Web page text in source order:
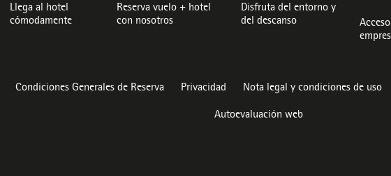
Llega al hotel
cómodamente
Reserva vuelo + hotel
con nosotros
Disfruta del entorno y
del descanso
Condiciones Generales de Reserva Privacidad Nota legal y condiciones de uso
Autoevaluación web